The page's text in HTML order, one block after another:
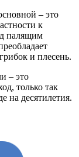
– это
к
палящим
и плесень.
– это
только так
на десятилетия.